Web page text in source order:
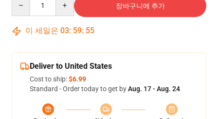
장바구니에 추가
이 세일은 03: 59: 54
Deliver to United States
Cost to ship:$6.99
Standard - Order today to get byAug. 17 - Aug. 24